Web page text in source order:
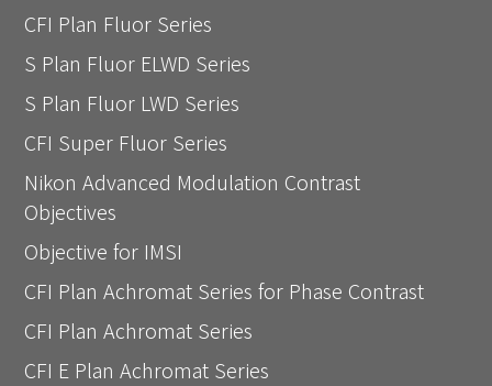
CFI Plan Fluor Series
S Plan Fluor ELWD Series
S Plan Fluor LWD Series
CFI Super Fluor Series
Nikon Advanced Modulation Contrast
Objectives
Objective for IMSI
CFI Plan Achromat Series for Phase Contrast
CFI Plan Achromat Series
CFI E Plan Achromat Series